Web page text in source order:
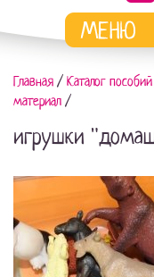
Главная / Каталог пособий
материал /
игрушки